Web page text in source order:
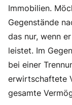
Immobilien.
Gegenstände
das nur, wenn
leistet. Im
bei einer
erwirtschaftete
gesamte